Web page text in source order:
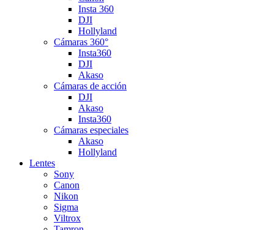
Insta 360
DJI
Hollyland
Cámaras 360°
Insta360
DJI
Akaso
Cámaras de acción
DJI
Akaso
Insta360
Cámaras especiales
Akaso
Hollyland
Lentes
Sony
Canon
Nikon
Sigma
Viltrox